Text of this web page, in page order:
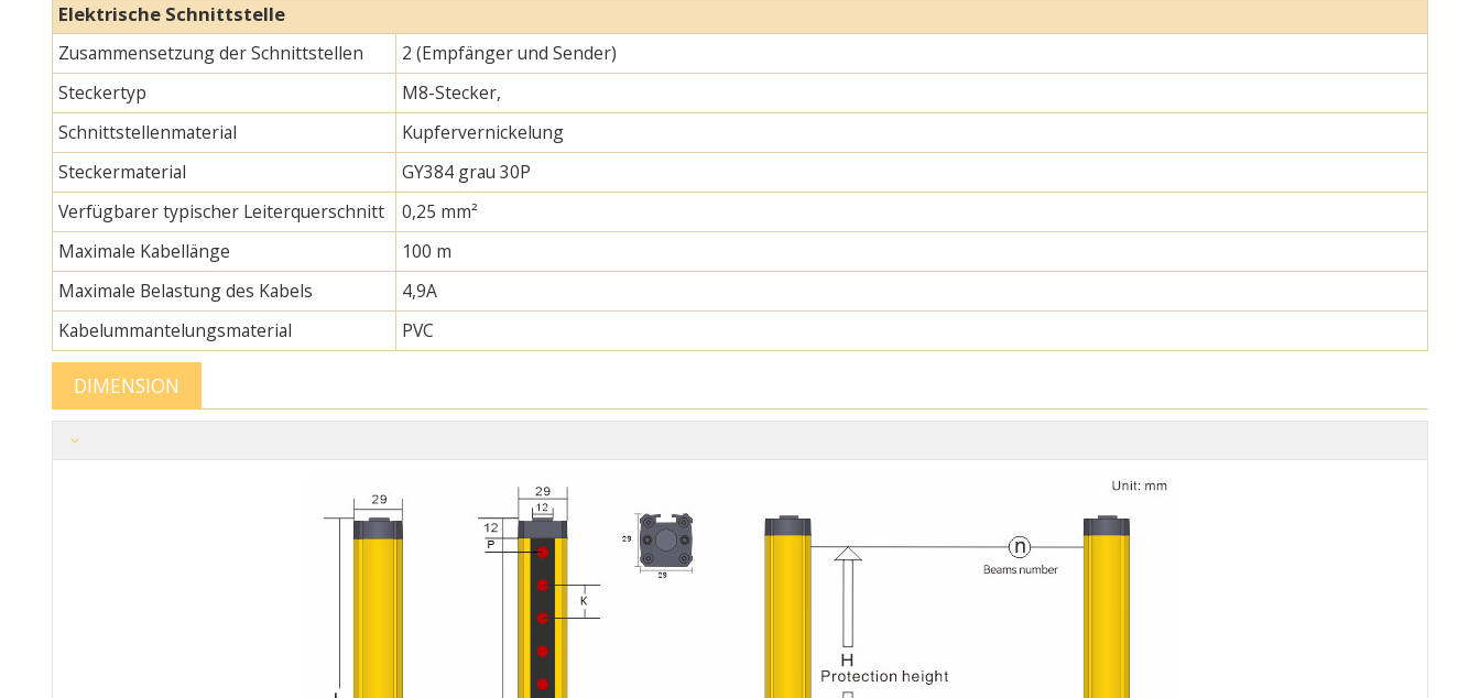
Elektrische Schnittstelle
Zusammensetzung der Schnittstellen
2 (Empfänger und Sender)
Steckertyp
M8-Stecker,
Schnittstellenmaterial
Kupfervernickelung
Steckermaterial
GY384 grau 30P
Verfügbarer typischer Leiterquerschnitt
0,25 mm²
Maximale Kabellänge
100 m
Maximale Belastung des Kabels
4,9A
Kabelummantelungsmaterial
PVC
DIMENSION